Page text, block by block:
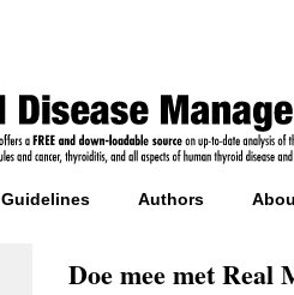
Guidelines Authors
Doe mee met Real